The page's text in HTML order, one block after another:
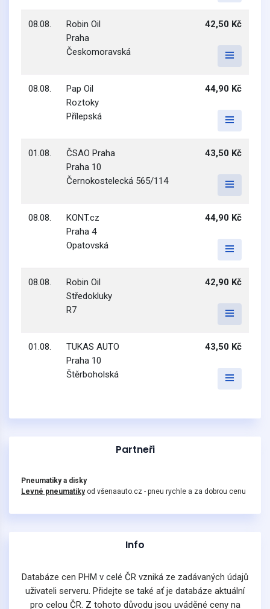
08.08.
Robin Oil
Praha
Českomoravská
42,50 Kč
08.08.
Pap Oil
Roztoky
Přílepská
44,90 Kč
01.08.
ČSAO Praha
Praha 10
Černokostelecká 565/114
43,50 Kč
08.08.
KONT.cz
Praha 4
Opatovská
44,90 Kč
08.08.
Robin Oil
Středokluky
R7
42,90 Kč
01.08.
TUKAS AUTO
Praha 10
Štěrboholská
43,50 Kč
Partneři
Pneumatiky a disky
Levné pneumatikyod všenaauto.cz - pneu rychle a za dobrou cenu
Info
Databáze cen PHM v celé ČR vzniká ze zadávaných údajů
uživateli serveru. Přidejte se také ať je databáze aktuální
pro celou ČR. Z tohoto důvodu jsou uváděné ceny na